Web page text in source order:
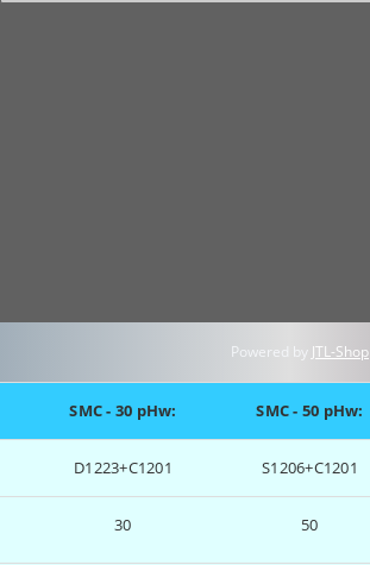
Powered by JTL-Shop
SMC - 30 pHw: SMC - 50 pHw:
D1223+C1201 S1206+C1201
30 50